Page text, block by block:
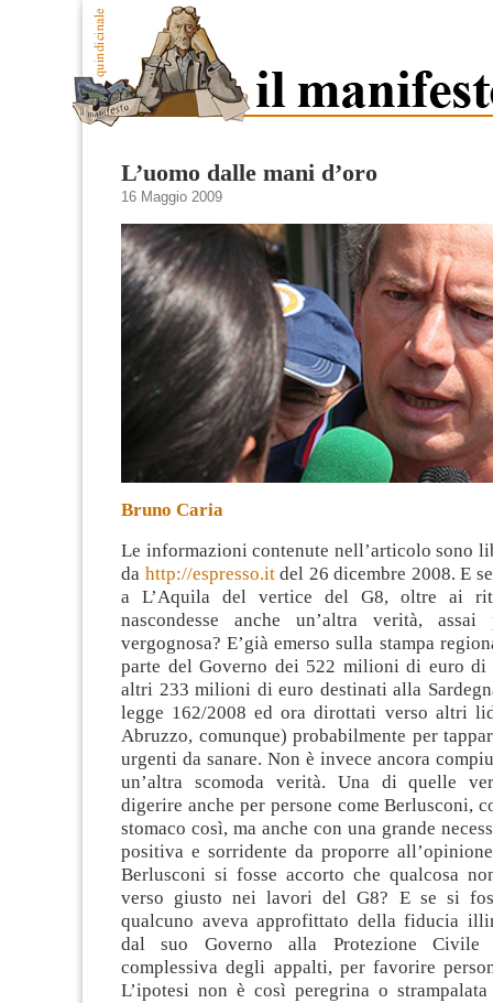
L’uomo dalle mani d’oro
16 Maggio 2009
Bruno Caria
Le informazioni contenute nell’articolo sono
da http://espresso.itdel 26 dicembre 2008. E
a L’Aquila del vertice del G8, oltre ai
nascondesse anche un’altra verità,
vergognosa? E’già emerso sulla stamparegionale lo scippo da parte del Governo dei 522 milioni di euro di Fondi FAS e di altri 233 milioni di euro destinati alla Sardegna con il decreto legge 162/2008 ed ora dirottati verso altri lidi (non certo in Abruzzo, comunque) probabilmente per tappare altre falle più urgenti da sanare. Non è invece ancora compiutamente emersa un’altra scomoda verità. Una di quelle verità difficili da digerire anche per persone come Berlusconi, con un pelo sullo stomaco così, ma anche con una grande necessità di immagine positiva e sorridente da proporre all’opinione pubblica. E se Berlusconi si fosse accorto che qualcosa non andava per il verso giusto nei lavori del G8? E se si fosse accorto che qualcuno aveva approfittato della fiducia illimitata concessa dal suo Governo alla Protezione Civile nella gestione complessiva degli appalti, per favorire persone a lui vicine? L’ipotesi non è così peregrina o strampalata come potrebbe sembrare e basta collegare numeri, nomi ed eventi per rendersi conto che “a pensar male spesso ci si azzecca”. Ma andiamo per ordine. Per il summit dei grandi della terra a La Maddalena vengono stanziati verosimilmente finanziamenti per circa 755 milioni di euro (la cifra esatta rimane ancora un mistero), suddivisi tra cinque società che si accaparrano tutti i lavori. Nessuna di esse è sarda. L’appalto più ricco da oltre 117 milioni in nove mesi va stranamente ad una piccola impresa edile, l’Anemone Costruzioni di Grottaferrata, un piccolo comune alle porte di Roma. Luciano Anemone, 54 anni, amministratore unico della società a responsabilità limitata, pur dichiarando soltanto 26 dipendenti, si prende la fetta più grossa e tra le tante opere ottiene anche la realizzazione del centro congressi che nel luglio 2009 avrebbe dovuto ospitare il vertice internazionale del G8. Un appalto da nababbi con l’aria che tira e le famiglie in crisi. Inutile tentare di sapere perché sia stata scelta proprio la ditta Anemone. I criteri di selezione delle cinque imprese, chiamate senza pubbliche gare d’appalto, così come i progetti, sono coperti dal segreto di Stato: provvedimento imposto da Romano Prodi, confermato poi da Silvio Berlusconi e affidato con tutte le opere alla Protezione Civile e al suo direttore, il sottosegretario alla presidenza del Consiglio, Guido Bertolaso e al suo alter ego Angelo Balducci, capo del Dipartimento dello Sviluppo e responsabile degli appalti di tutti i grandi eventi, chiamato a sovrintendere all’intera opera. Questioni di sicurezza, hanno dichiarato. Ma sollevando il velo della riservatezza si incontra ben altro. Nei mesi scorsi alcuni giornalisti de L’Espresso sono entrati di nascosto nei cantieri sull’Isola de La Maddalena e hanno scoperto quello che finora il segreto di Stato ha impedito di vedere. Ossia il sospetto di spese gonfiate. Costi di costruzione da capogiro a più di 3.800 euro al metro quadro. Lavoratori senza contratto. Operai pagati con fondi neri. Le minacce del caporalato.